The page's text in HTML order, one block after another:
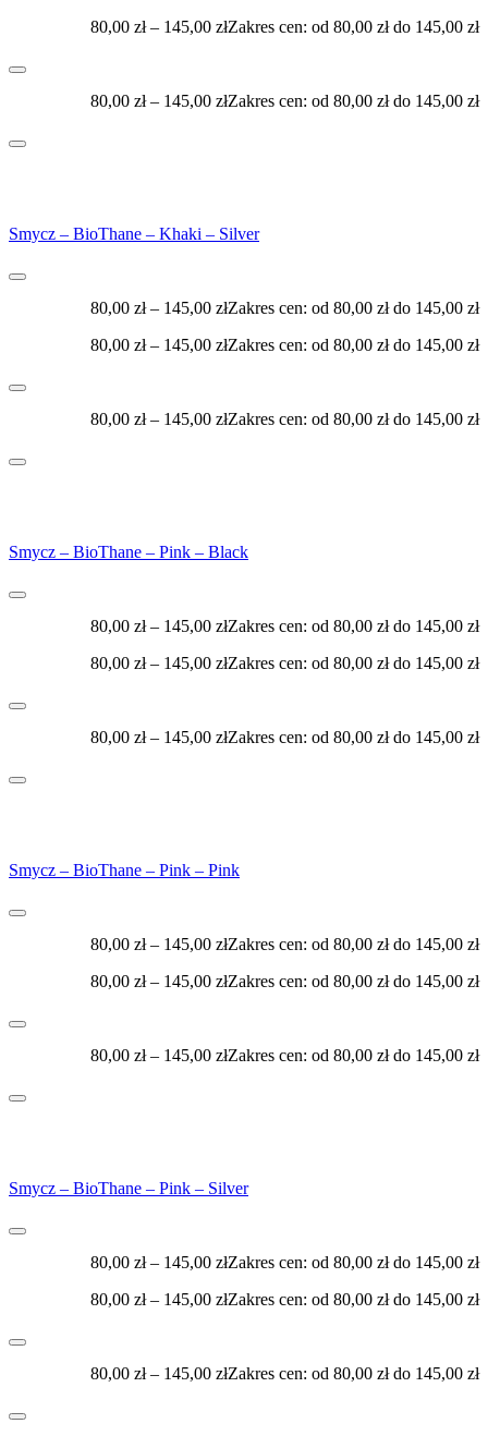
80,00 zł – 145,00 złZakres cen: od 80,00 zł do 145,00 zł
80,00 zł – 145,00 złZakres cen: od 80,00 zł do 145,00 zł
Smycz – BioThane – Khaki – Silver
80,00 zł – 145,00 złZakres cen: od 80,00 zł do 145,00 zł
80,00 zł – 145,00 złZakres cen: od 80,00 zł do 145,00 zł
80,00 zł – 145,00 złZakres cen: od 80,00 zł do 145,00 zł
Smycz – BioThane – Pink – Black
80,00 zł – 145,00 złZakres cen: od 80,00 zł do 145,00 zł
80,00 zł – 145,00 złZakres cen: od 80,00 zł do 145,00 zł
80,00 zł – 145,00 złZakres cen: od 80,00 zł do 145,00 zł
Smycz – BioThane – Pink – Pink
80,00 zł – 145,00 złZakres cen: od 80,00 zł do 145,00 zł
80,00 zł – 145,00 złZakres cen: od 80,00 zł do 145,00 zł
80,00 zł – 145,00 złZakres cen: od 80,00 zł do 145,00 zł
Smycz – BioThane – Pink – Silver
80,00 zł – 145,00 złZakres cen: od 80,00 zł do 145,00 zł
80,00 zł – 145,00 złZakres cen: od 80,00 zł do 145,00 zł
80,00 zł – 145,00 złZakres cen: od 80,00 zł do 145,00 zł